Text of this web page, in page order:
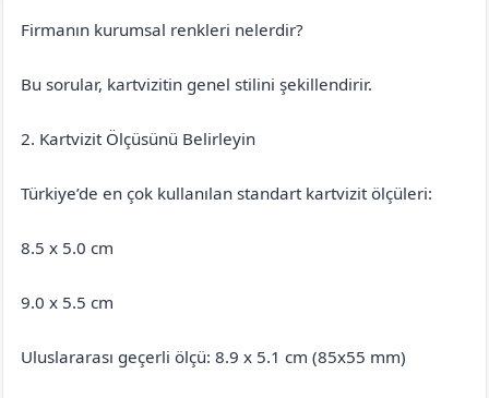
Firmanın kurumsal renkleri nelerdir?
Bu sorular, kartvizitin genel stilini şekillendirir.
2. Kartvizit Ölçüsünü Belirleyin
Türkiye’de en çok kullanılan standart kartvizit ölçüleri:
8.5 x 5.0 cm
9.0 x 5.5 cm
Uluslararası geçerli ölçü: 8.9 x 5.1 cm (85x55 mm)